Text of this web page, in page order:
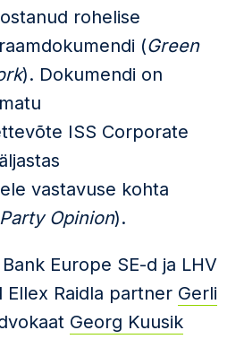
rohelise
(Green
). Dokumendi on
ISS Corporate
vastavuse kohta
Opinion).
Europe SE-d ja LHV
Ellex Raidla partner Gerli
Georg Kuusik